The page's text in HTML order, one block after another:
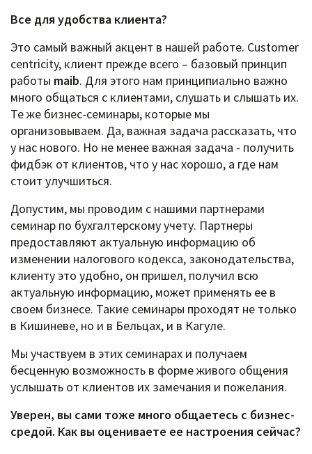
Все для удобства клиента?
Это самый важный акцент в нашей работе. Customer
centricity, клиент прежде всего – базовый принцип
работы maib. Для этого нам принципиально важно
много общаться с клиентами, слушать и слышать их.
Те же бизнес-семинары, которые мы
организовываем. Да, важная задача рассказать, что
у нас нового. Но не менее важная задача - получить
фидбэк от клиентов, что у нас хорошо, а где нам
стоит улучшиться.
Допустим, мы проводим с нашими партнерами
семинар по бухгалтерскому учету. Партнеры
предоставляют актуальную информацию об
изменении налогового кодекса, законодательства,
клиенту это удобно, он пришел, получил всю
актуальную информацию, может применять ее в
своем бизнесе. Такие семинары проходят не только
в Кишиневе, но и в Бельцах, и в Кагуле.
Мы участвуем в этих семинарах и получаем
бесценную возможность в форме живого общения
услышать от клиентов их замечания и пожелания.
Уверен, вы сами тоже много общаетесь с бизнес-
средой. Как вы оцениваете ее настроения сейчас?